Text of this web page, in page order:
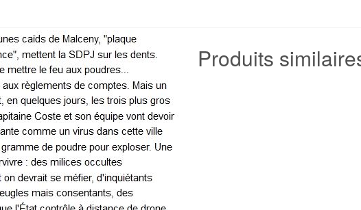
Produits